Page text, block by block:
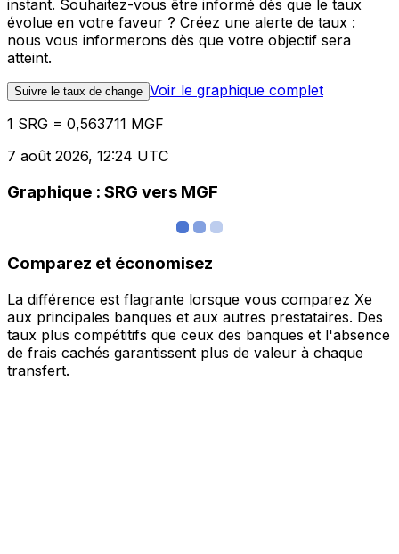
instant. Souhaitez-vous être informé dès que le taux
évolue en votre faveur ? Créez une alerte de taux :
nous vous informerons dès que votre objectif sera
atteint.
Suivre le taux de change Voir le graphique complet
1 SRG = 0,563711 MGF
7 août 2026, 12:24 UTC
Graphique : SRG vers MGF
Comparez et économisez
La différence est flagrante lorsque vous comparez Xe
aux principales banques et aux autres prestataires. Des
taux plus compétitifs que ceux des banques et l'absence
de frais cachés garantissent plus de valeur à chaque
transfert.